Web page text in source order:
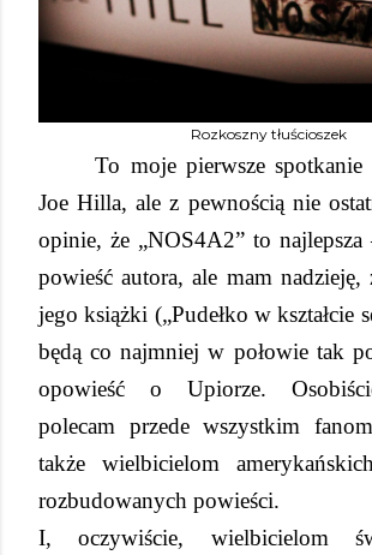
Rozkoszny tłuścioszek
To moje pierwsze spotkanie
Joe Hilla, ale z pewnością nie
opinie, że „NOS4A2” to
powieść autora, ale mam nadzieję,
jego książki („Pudełko w kształcie
będą co najmniej w połowie tak
opowieść o Upiorze.
polecam przede wszystkim
także wielbicielom
rozbudowanych powieści.
I, oczywiście, wielbicielom